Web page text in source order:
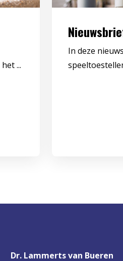
...
In deze
Dr. Lammerts van Bueren